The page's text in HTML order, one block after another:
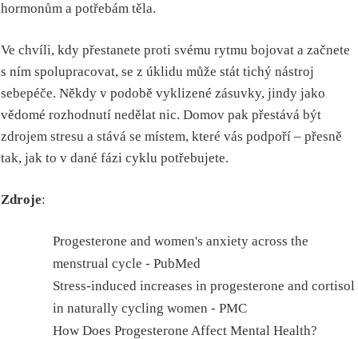
hormonům a potřebám těla.
Ve chvíli, kdy přestanete proti svému rytmu bojovat a začnete
s ním spolupracovat, se z úklidu může stát tichý nástroj
sebepéče. Někdy v podobě vyklizené zásuvky, jindy jako
vědomé rozhodnutí nedělat nic. Domov pak přestává být
zdrojem stresu a stává se místem, které vás podpoří – přesně
tak, jak to v dané fázi cyklu potřebujete.
Zdroje:
Progesterone and women's anxiety across the
menstrual cycle - PubMed
Stress-induced increases in progesterone and cortisol
in naturally cycling women - PMC
How Does Progesterone Affect Mental Health?